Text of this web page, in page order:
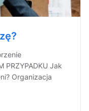
PRZYPADKU Jak
Organizacja